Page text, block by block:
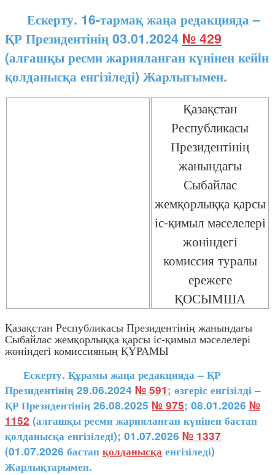
Ескерту. 16-тармақ жаңа редакцияда –
ҚР Президентінің 03.01.2024 № 429
(алғашқы ресми жарияланған күнінен кейiн
қолданысқа енгізіледі) Жарлығымен.
Қазақстан
Республикасы
Президентінің
жанындағы
Сыбайлас
жемқорлыққа қарсы
іс-қимыл мәселелері
жөніндегі
комиссия туралы
ережеге
ҚОСЫМША
Қазақстан Республикасы Президентінің жанындағы
Сыбайлас жемқорлыққа қарсы іс-қимыл мәселелері
жөніндегі комиссияның ҚҰРАМЫ
Ескерту. Құрамы жаңа редакцияда – ҚР
Президентінің 29.06.2024 № 591; өзгеріс енгізілді –
ҚР Президентінің 26.08.2025 № 975; 08.01.2026 №
1152 (алғашқы ресми жарияланған күнінен бастап
қолданысқа енгізіледі); 01.07.2026 № 1337
(01.07.2026 бастап қолданысқа енгізіледі)
Жарлықтарымен.